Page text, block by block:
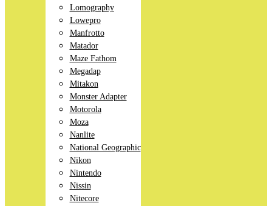
Lomography
Lowepro
Manfrotto
Matador
Maze Fathom
Megadap
Mitakon
Monster Adapter
Motorola
Moza
Nanlite
National Geographic
Nikon
Nintendo
Nissin
Nitecore